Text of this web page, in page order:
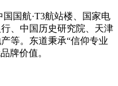
国航·T3航站楼、国家电
、中国历史研究院、天津
等。东道秉承“信仰专业
牌价值。